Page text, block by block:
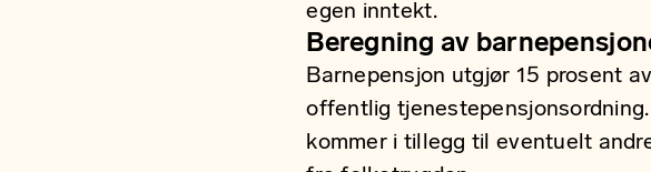
egen inntekt.
Beregning av
Barnepensjon utgjør 15 prosent
offentlig
kommer i tillegg til eventuelt